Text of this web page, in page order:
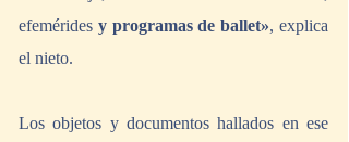
efemérides y programas de ballet», explica
el nieto.
Los objetos y documentos hallados en ese